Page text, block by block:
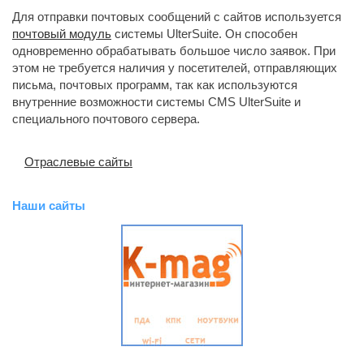
Для отправки почтовых сообщений с сайтов используется
почтовый модуль системы UlterSuite. Он способен
одновременно обрабатывать большое число заявок. При
этом не требуется наличия у посетителей, отправляющих
письма, почтовых программ, так как используются
внутренние возможности системы CMS UlterSuite и
специального почтового сервера.
Отраслевые сайты
Наши сайты